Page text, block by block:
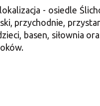
lokalizacja - osiedle
przychodnie,
basen, siłownia